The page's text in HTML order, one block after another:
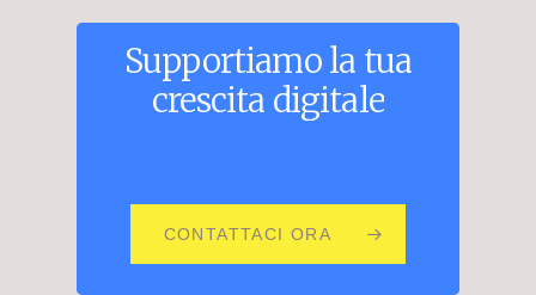
Supportiamo la tua
crescita digitale
CONTATTACI ORA